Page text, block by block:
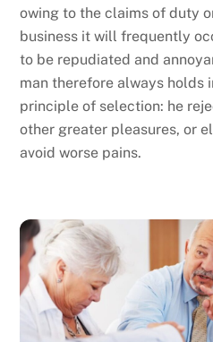
owing to the claims of duty
business it will frequently
to be repudiated and
man therefore always holds
principle of selection: he
other greater pleasures, or
avoid worse pains.